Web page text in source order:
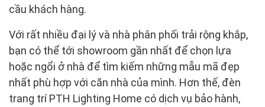
cầu khách hàng.
Với rất nhiều đại lý và nhà phân phối trải rộng khắp,
bạn có thể tới showroom gần nhất để chọn lựa
hoặc ngổi ở nhà để tìm kiếm những mẫu mã đẹp
nhất phù hợp với căn nhà của mình. Hơn thế, đèn
trang trí PTH Lighting Home có dịch vụ bảo hành,